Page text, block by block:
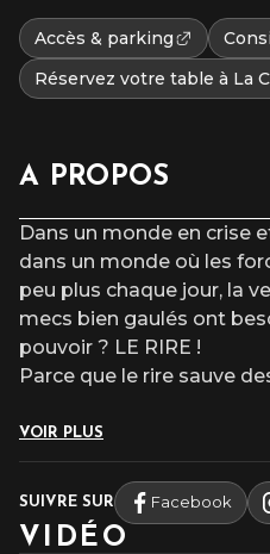
Accès & parking
Réservez votre table à La
A PROPOS
Dans un monde en crise
dans un monde où les
peu plus chaque jour, la
mecs bien gaulés ont
pouvoir ? LE RIRE !
Parce que le rire sauve
VOIR PLUS
SUIVRE SUR Facebook
VIDÉO